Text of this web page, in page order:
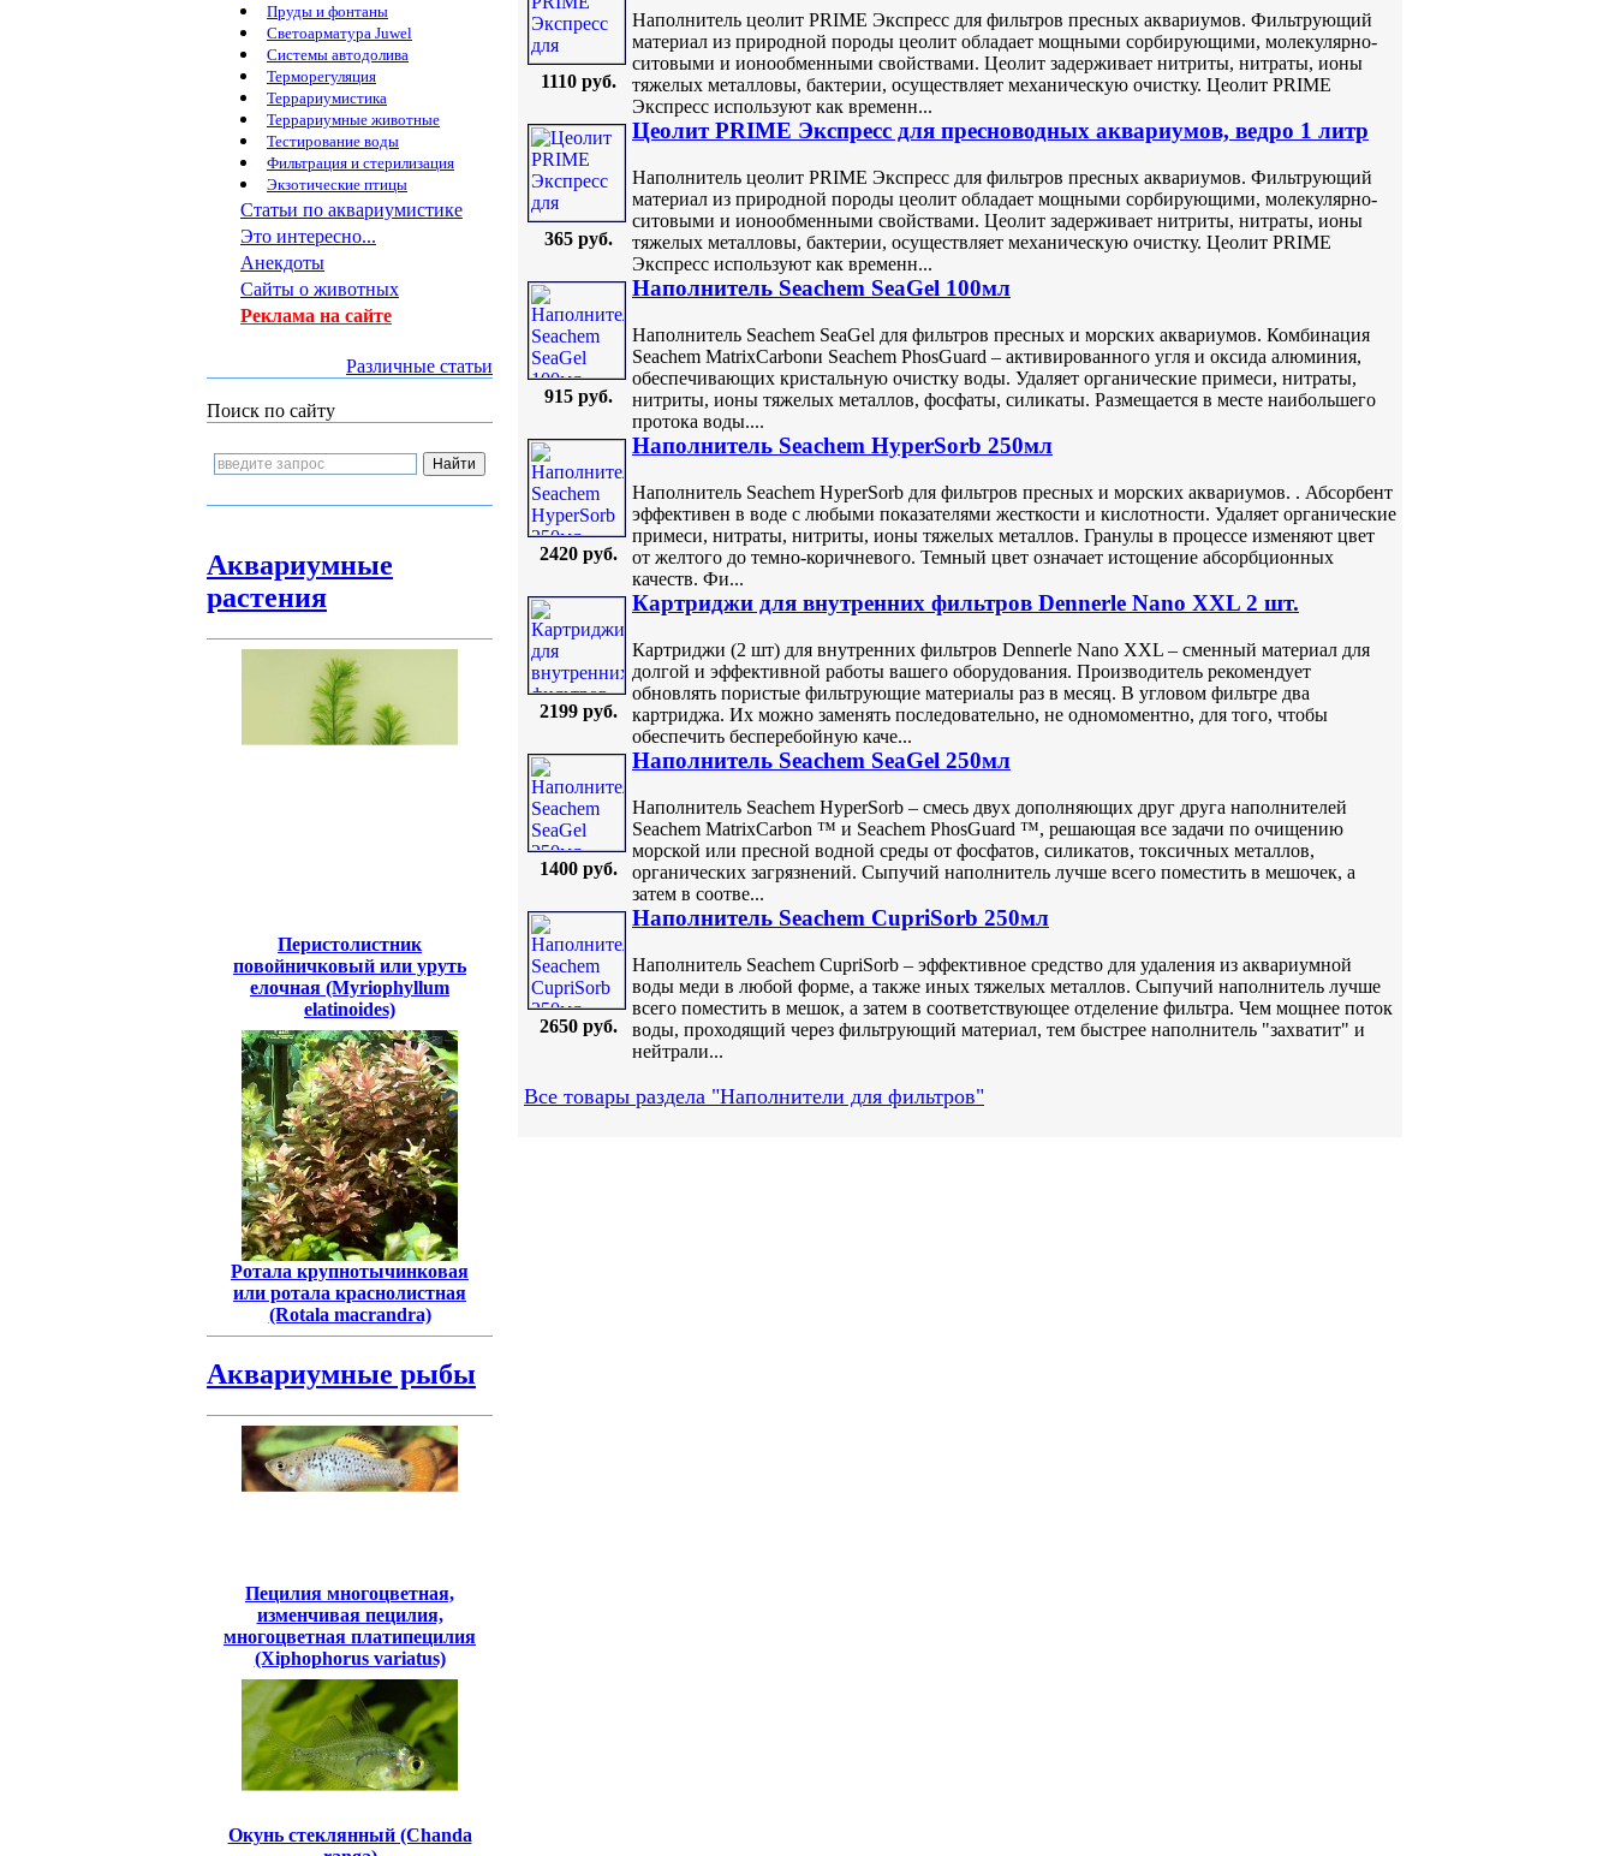
Пруды и фонтаны
Светоарматура Juwel
Системы автодолива
Терморегуляция
Террариумистика
Террариумные животные
Тестирование воды
Фильтрация и стерилизация
Экзотические птицы
Статьи по аквариумистике
Это интересно...
Анекдоты
Сайты о животных
Реклама на сайте
Различные статьи
Поиск по сайту
Аквариумные
растения
Перистолистник
повойничковый или уруть
елочная (Myriophyllum
elatinoides)
Ротала крупнотычинковая
или ротала краснолистная
(Rotala macrandra)
Аквариумные рыбы
Пецилия многоцветная,
изменчивая пецилия,
многоцветная платипецилия
(Xiphophorus variatus)
Окунь стеклянный (Chanda
1110 руб.
Наполнитель цеолит PRIME Экспресс для фильтров пресных аквариумов. Фильтрующий
материал из природной породы цеолит обладает мощными сорбирующими, молекулярно-
ситовыми и ионообменными свойствами. Цеолит задерживает нитриты, нитраты, ионы
тяжелых металловы, бактерии, осуществляет механическую очистку. Цеолит PRIME
Экспресс используют как временн...
365 руб.
Цеолит PRIME Экспресс для пресноводных аквариумов, ведро 1 литр
Наполнитель цеолит PRIME Экспресс для фильтров пресных аквариумов. Фильтрующий
материал из природной породы цеолит обладает мощными сорбирующими, молекулярно-
ситовыми и ионообменными свойствами. Цеолит задерживает нитриты, нитраты, ионы
тяжелых металловы, бактерии, осуществляет механическую очистку. Цеолит PRIME
Экспресс используют как временн...
915 руб.
Наполнитель Seachem SeaGel 100мл
Наполнитель Seachem SeaGel для фильтров пресных и морских аквариумов. Комбинация
Seachem MatrixCarbonи Seachem PhosGuard – активированного угля и оксида алюминия,
обеспечивающих кристальную очистку воды. Удаляет органические примеси, нитраты,
нитриты, ионы тяжелых металлов, фосфаты, силикаты. Размещается в месте наибольшего
протока воды....
2420 руб.
Наполнитель Seachem HyperSorb 250мл
Наполнитель Seachem HyperSorb для фильтров пресных и морских аквариумов. . Абсорбент
эффективен в воде с любыми показателями жесткости и кислотности. Удаляет органические
примеси, нитраты, нитриты, ионы тяжелых металлов. Гранулы в процессе изменяют цвет
от желтого до темно-коричневого. Темный цвет означает истощение абсорбционных
качеств. Фи...
2199 руб.
Картриджи для внутренниx фильтров Dennerle Nano XXL 2 шт.
Картриджи (2 шт) для внутренних фильтров Dennerle Nano XXL – сменный материал для
долгой и эффективной работы вашего оборудования. Производитель рекомендует
обновлять пористые фильтрующие материалы раз в месяц. В угловом фильтре два
картриджа. Их можно заменять последовательно, не одномоментно, для того, чтобы
обеспечить бесперебойную каче...
1400 руб.
Наполнитель Seachem SeaGel 250мл
Наполнитель Seachem HyperSorb – смесь двух дополняющих друг друга наполнителей
Seachem MatrixCarbon ™ и Seachem PhosGuard ™, решающая все задачи по очищению
морской или пресной водной среды от фосфатов, силикатов, токсичных металлов,
органических загрязнений. Сыпучий наполнитель лучше всего поместить в мешочек, а
затем в соотве...
2650 руб.
Наполнитель Seachem CupriSorb 250мл
Наполнитель Seachem CupriSorb – эффективное средство для удаления из аквариумной
воды меди в любой форме, а также иных тяжелых металлов. Сыпучий наполнитель лучше
всего поместить в мешок, а затем в соответствующее отделение фильтра. Чем мощнее поток
воды, проходящий через фильтрующий материал, тем быстрее наполнитель "захватит" и
нейтрали...
Все товары раздела "Наполнители для фильтров"